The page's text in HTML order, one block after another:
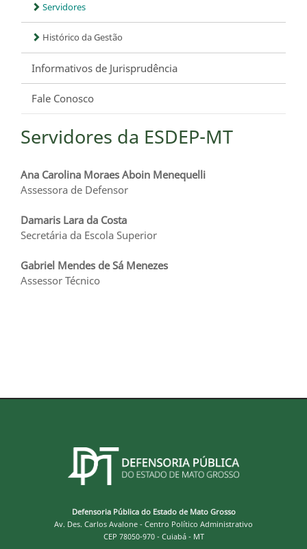
Servidores
Histórico da Gestão
Informativos de Jurisprudência
Fale Conosco
Servidores da ESDEP-MT
Ana Carolina Moraes Aboin Menequelli
Assessora de Defensor
Damaris Lara da Costa
Secretária da Escola Superior
Gabriel Mendes de Sá Menezes
Assessor Técnico
Defensoria Pública do Estado de Mato Grosso
Av. Des. Carlos Avalone - Centro Político Administrativo
CEP 78050-970 - Cuiabá - MT